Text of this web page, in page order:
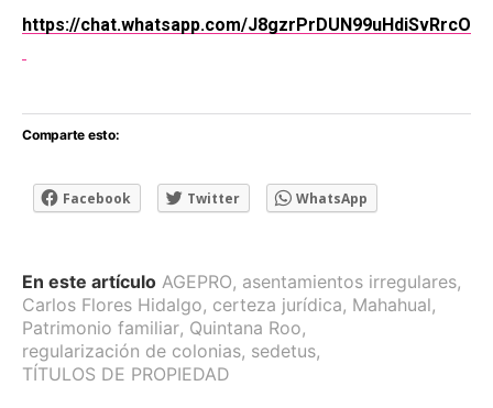
https://chat.whatsapp.com/J8gzrPrDUN99uHdiSvRrcO
Comparte esto:
Facebook Twitter WhatsApp
En este artículo AGEPRO, asentamientos irregulares,
Carlos Flores Hidalgo, certeza jurídica, Mahahual,
Patrimonio familiar, Quintana Roo,
regularización de colonias, sedetus,
TÍTULOS DE PROPIEDAD